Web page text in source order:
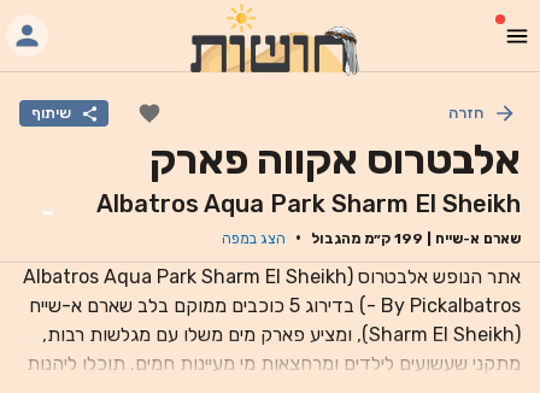
חזרה שיתוף
אלבטרוס אקווה פארק
Albatros Aqua Park Sharm El Sheikh
שארם א-שייח 199 ק״מ מהגבול · הצג במפה
-
אתר הנופש אלבטרוס (Albatros Aqua Park Sharm El Sheikh
- By Pickalbatros) בדירוג 5 כוכבים ממוקם בלב שארם א-שייח
(Sharm El Sheikh), ומציע פארק מים משלו עם מגלשות רבות,
מתקני שעשועים לילדים ומרחצאות מי מעיינות חמים. תוכלו ליהנות